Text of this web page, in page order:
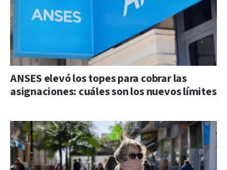
ANSES elevó los topes para cobrar las
asignaciones: cuáles son los nuevos límites